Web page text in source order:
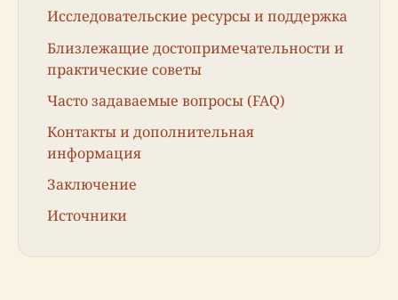
Исследовательские ресурсы и поддержка
Близлежащие достопримечательности и
практические советы
Часто задаваемые вопросы (FAQ)
Контакты и дополнительная
информация
Заключение
Источники